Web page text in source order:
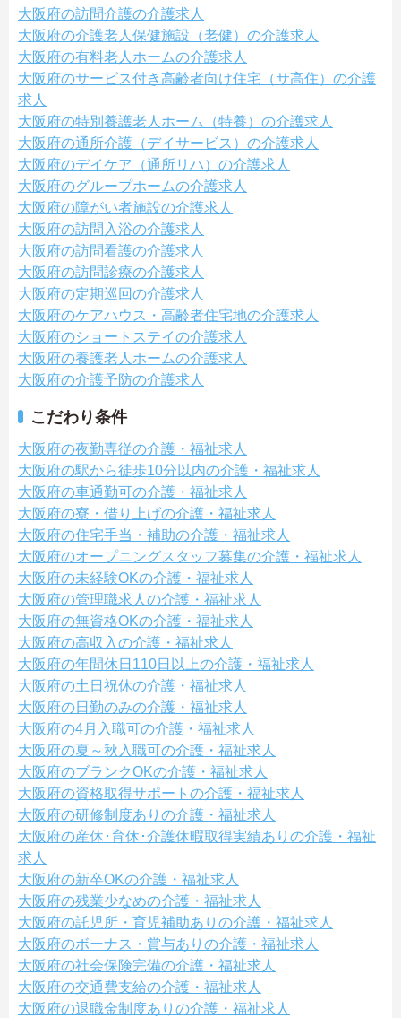
大阪府の訪問介護の介護求人
大阪府の介護老人保健施設（老健）の介護求人
大阪府の有料老人ホームの介護求人
大阪府のサービス付き高齢者向け住宅（サ高住）の介護
求人
大阪府の特別養護老人ホーム（特養）の介護求人
大阪府の通所介護（デイサービス）の介護求人
大阪府のデイケア（通所リハ）の介護求人
大阪府のグループホームの介護求人
大阪府の障がい者施設の介護求人
大阪府の訪問入浴の介護求人
大阪府の訪問看護の介護求人
大阪府の訪問診療の介護求人
大阪府の定期巡回の介護求人
大阪府のケアハウス・高齢者住宅地の介護求人
大阪府のショートステイの介護求人
大阪府の養護老人ホームの介護求人
大阪府の介護予防の介護求人
こだわり条件
大阪府の夜勤専従の介護・福祉求人
大阪府の駅から徒歩10分以内の介護・福祉求人
大阪府の車通勤可の介護・福祉求人
大阪府の寮・借り上げの介護・福祉求人
大阪府の住宅手当・補助の介護・福祉求人
大阪府のオープニングスタッフ募集の介護・福祉求人
大阪府の未経験OKの介護・福祉求人
大阪府の管理職求人の介護・福祉求人
大阪府の無資格OKの介護・福祉求人
大阪府の高収入の介護・福祉求人
大阪府の年間休日110日以上の介護・福祉求人
大阪府の土日祝休の介護・福祉求人
大阪府の日勤のみの介護・福祉求人
大阪府の4月入職可の介護・福祉求人
大阪府の夏～秋入職可の介護・福祉求人
大阪府のブランクOKの介護・福祉求人
大阪府の資格取得サポートの介護・福祉求人
大阪府の研修制度ありの介護・福祉求人
大阪府の産休･育休･介護休暇取得実績ありの介護・福祉
求人
大阪府の新卒OKの介護・福祉求人
大阪府の残業少なめの介護・福祉求人
大阪府の託児所・育児補助ありの介護・福祉求人
大阪府のボーナス・賞与ありの介護・福祉求人
大阪府の社会保険完備の介護・福祉求人
大阪府の交通費支給の介護・福祉求人
大阪府の退職金制度ありの介護・福祉求人